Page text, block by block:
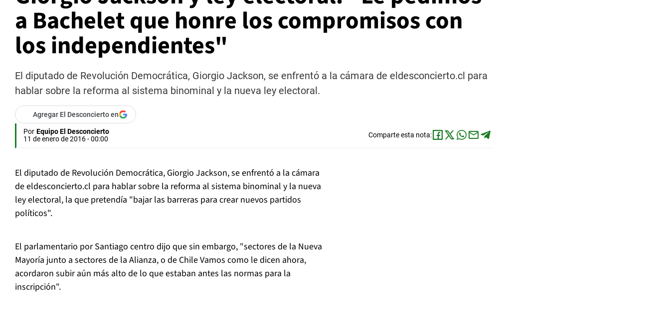
a Bachelet que honre los compromisos con
los independientes"
El diputado de Revolución Democrática, Giorgio Jackson, se enfrentó a la cámara de eldesconcierto.cl para
hablar sobre la reforma al sistema binominal y la nueva ley electoral.
Agregar El Desconcierto en
Por Equipo El Desconcierto
11 de enero de 2016 - 00:00
Comparte esta nota:
El diputado de Revolución Democrática, Giorgio Jackson, se enfrentó a la cámara
de eldesconcierto.cl para hablar sobre la reforma al sistema binominal y la nueva
ley electoral, la que pretendía "bajar las barreras para crear nuevos partidos
políticos".
El parlamentario por Santiago centro dijo que sin embargo, "sectores de la Nueva
Mayoría junto a sectores de la Alianza, o de Chile Vamos como le dicen ahora,
acordaron subir aún más alto de lo que estaban antes las normas para la
inscripción".